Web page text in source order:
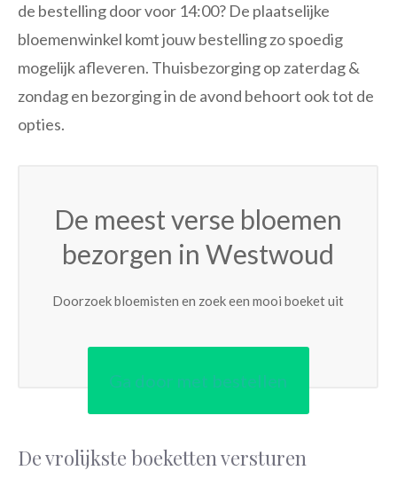
de bestelling door voor 14:00? De plaatselijke
bloemenwinkel komt jouw bestelling zo spoedig
mogelijk afleveren. Thuisbezorging op zaterdag &
zondag en bezorging in de avond behoort ook tot de
opties.
De meest verse bloemen
bezorgen in Westwoud
Doorzoek bloemisten en zoek een mooi boeket uit
Ga door met bestellen
De vrolijkste boeketten versturen